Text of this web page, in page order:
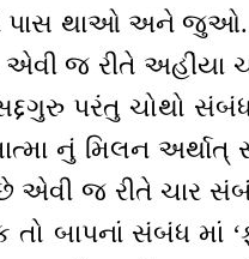
પાસ થાઓ અને જુઓ.
એવી જ રીતે
પરંતુ ચોથો
નું મિલન
એવી જ રીતે ચાર
બાપનાં સંબંધ માં